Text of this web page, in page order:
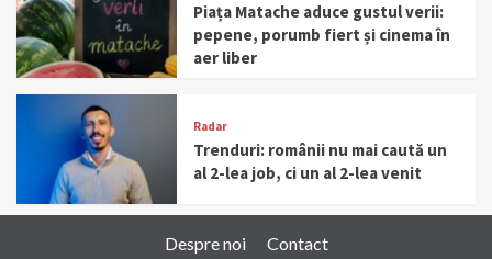
Piața Matache aduce gustul verii:
pepene, porumb fiert și cinema în
aer liber
Radar
Trenduri: românii nu mai caută un
al 2-lea job, ci un al 2-lea venit
Despre noi Contact